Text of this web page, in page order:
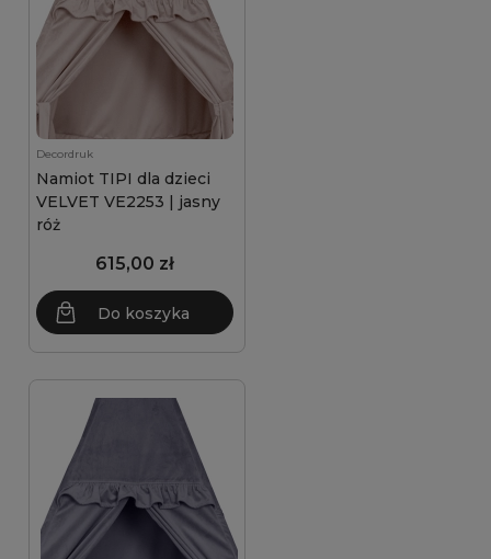
Decordruk
Namiot TIPI dla dzieci
VELVET VE2253 | jasny
róż
615,00 zł
Do koszyka